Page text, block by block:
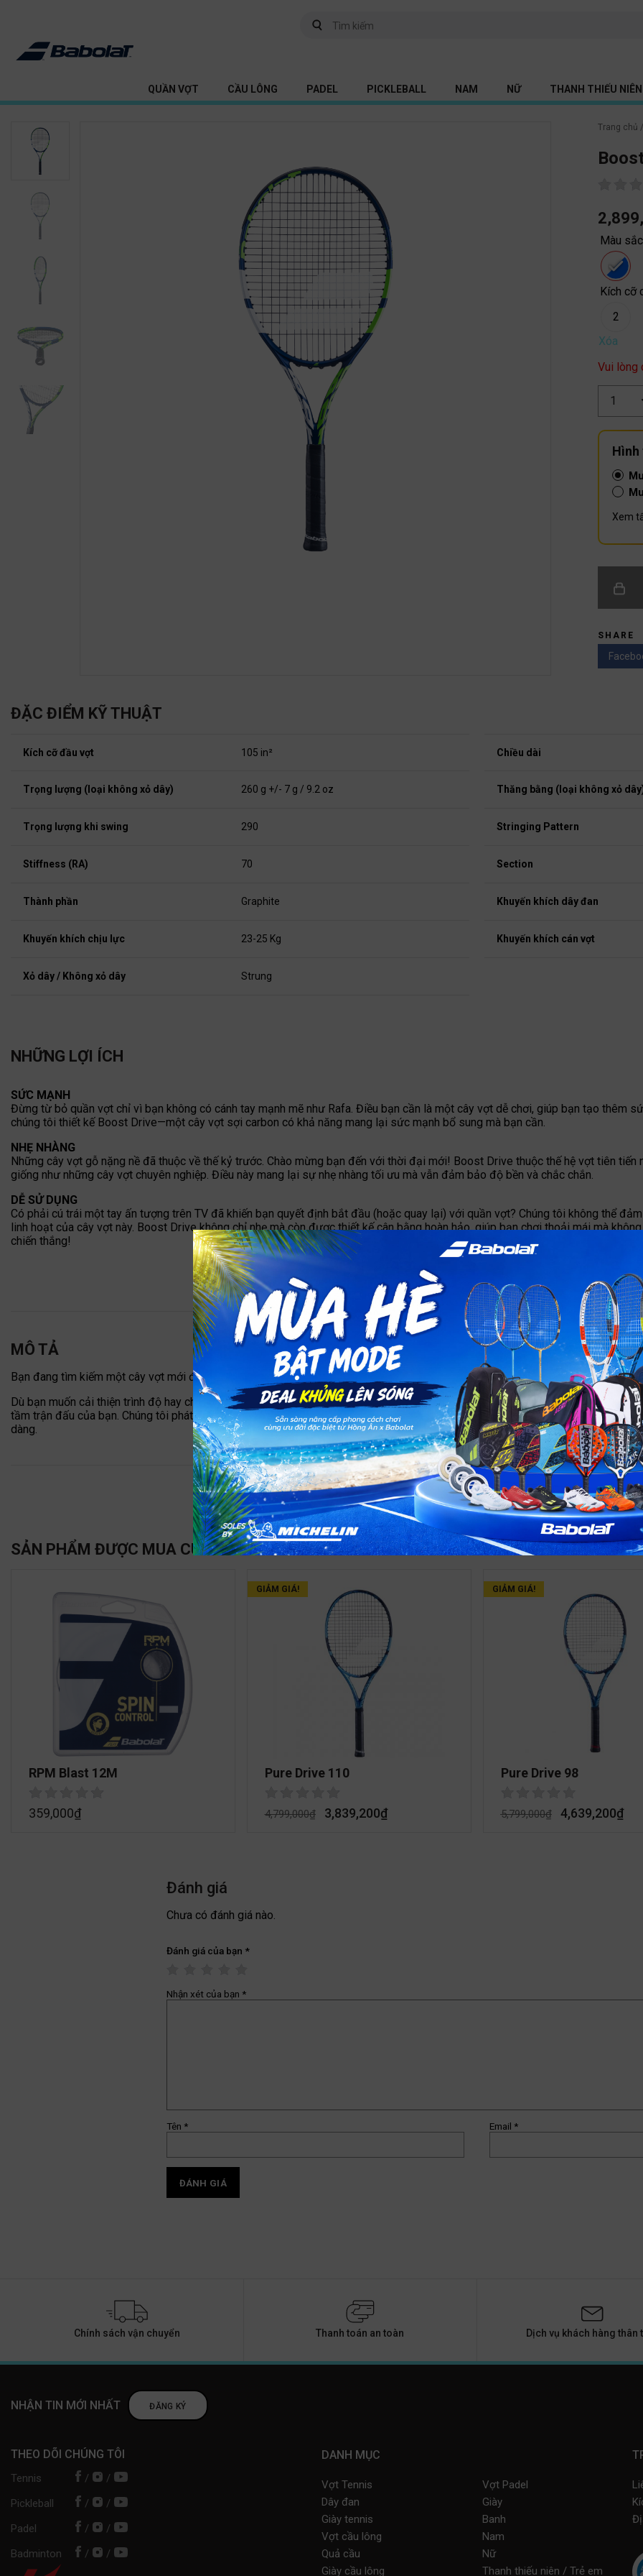
QUẦN VỢT CẦU LÔNG PADEL PICKLEBALL NAM NỮ THANH THIẾU
Trang chủ
Màu sắc
Kích cỡ
2
Xóa
Vui lòng
Số
lượng
Hình
Xem
SHARE
ĐẶC ĐIỂM KỸ THUẬT
Kích cỡ đầu vợt 105 in² Chiều dài
Trọng lượng (loại không xỏ dây) 260 g +/- 7 g / 9.2 oz Thăng bằng (loại không xỏ
Trọng lượng khi swing 290 Stringing Pattern
Stiffness (RA) 70 Section
Thành phần Graphite Khuyến khích dây đan
Khuyến khích chịu lực 23-25 Kg Khuyến khích cán vợt
Xỏ dây / Không xỏ dây Strung
NHỮNG LỢI ÍCH
SỨC MẠNH
Đừng từ bỏ quần vợt chỉ vì bạn không có cánh tay mạnh mẽ như Rafa. Điều bạn cần là một cây vợt dễ chơi, giúp bạn tạo thêm
chúng tôi thiết kế Boost Drive—một cây vợt sợi carbon có khả năng mang lại sức mạnh bổ sung mà bạn cần.
NHẸ NHÀNG
Những cây vợt gỗ nặng nề đã thuộc về thế kỷ trước. Chào mừng bạn đến với thời đại mới! Boost Drive thuộc thế hệ vợt tiên tiến
giống như những cây vợt chuyên nghiệp. Điều này mang lại sự nhẹ nhàng tối ưu mà vẫn đảm bảo độ bền và chắc chắn.
DỄ SỬ DỤNG
Có phải cú trái một tay ấn tượng trên TV đã khiến bạn quyết định bắt đầu (hoặc quay lại) với quần vợt? Chúng tôi không thể
linh hoạt của cây vợt này. Boost Drive không chỉ nhẹ mà còn được thiết kế cân bằng hoàn hảo, giúp bạn chơi thoải mái mà
chiến thắng!
MÔ TẢ
Bạn đang tìm kiếm một cây vợt mới để bắt đầu hoặc quay lại với quần vợt?
Dù bạn muốn cải thiện trình độ hay chỉ đơn giản là tận hưởng niềm vui trên sân, chúng tôi đã tích hợp tất cả yếu tố cần thiết để
tầm trận đấu của bạn. Chúng tôi phát triển những cây vợt mạnh mẽ và dễ chơi, giúp bạn cải thiện kỹ năng quần vợt một cách dễ
dàng.
SẢN PHẨM ĐƯỢC MUA CÙNG
RPM Blast 12M
359,000₫
GIẢM GIÁ!
Pure Drive 110
4,799,000₫ 3,839,200₫
GIẢM GIÁ!
Pure Drive 98
5,799,000₫ 4,639,200₫
Đánh giá
Chưa có đánh giá nào.
Đánh giá của bạn *
Nhận xét của bạn *
Tên * Email *
Chính sách vận chuyển Thanh toán an toàn Dịch vụ khách hàng thân
NHẬN TIN MỚI NHẤT ĐĂNG KÝ
THEO DÕI CHÚNG TÔI
Tennis /
/
Pickleball
/
/
Padel
/
/
Badminton
/ /
DANH MỤC
Vợt Tennis
Dây đan
Giày tennis
Vợt cầu lông
Quả cầu
Giày cầu lông
Vợt Padel
Giày
Banh
Nam
Nữ
Thanh thiếu niên / Trẻ em